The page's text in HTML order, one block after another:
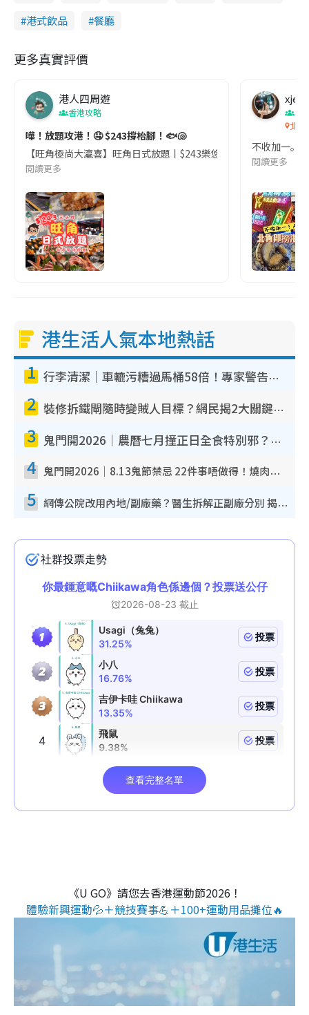
港式飲品
餐廳
更多真實評價
港人四周遊
香港攻略
嘩！放題攻港！🤤 $243撐枱腳！🐟🐚
【旺角極尚大瀛喜】旺角日式放題丨$243樂悠咭|任飲任食|食
閱讀更多
北角
不收加一｡即
閱讀更多
港生活人氣本地熱話
1 行李清潔｜車轆污糟過馬桶58倍！專家警告忌用酒精抹 教1招免污手除菌
2 裝修拆鐵閘隨時變賊人目標？網民揭2大關鍵用途：裝新式等於白裝？附新舊鐵閘分別
3 鬼門開2026｜農曆七月撞正日全食特別邪？專家警告切忌做一事！揭4大禁忌+2招保平安
4 鬼門開2026｜8.13鬼節禁忌 22件事唔做得！燒肉、刺身要少食？半夜勿吹口哨/打呢個電話
5 網傳公院改用內地/副廠藥？醫生拆解正副廠分別 揭4類人換藥隨時出事
《U GO》請您去香港運動節2026！
體驗新興運動💦＋競技賽事💪＋100+運動用品攤位🔥